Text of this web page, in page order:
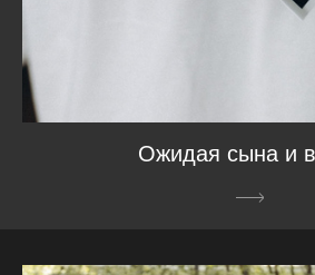
Ожидая сына и